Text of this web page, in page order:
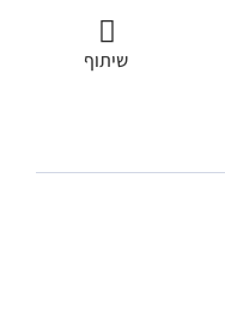
שיתוף